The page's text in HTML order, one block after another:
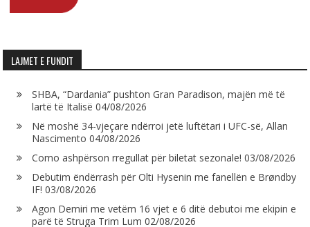
LAJMET E FUNDIT
SHBA, “Dardania” pushton Gran Paradison, majën më të
lartë të Italisë 04/08/2026
Në moshë 34-vjeçare ndërroi jetë luftëtari i UFC-së, Allan
Nascimento 04/08/2026
Como ashpërson rregullat për biletat sezonale! 03/08/2026
Debutim ëndërrash për Olti Hysenin me fanellën e Brøndby
IF! 03/08/2026
Agon Demiri me vetëm 16 vjet e 6 ditë debutoi me ekipin e
parë të Struga Trim Lum 02/08/2026